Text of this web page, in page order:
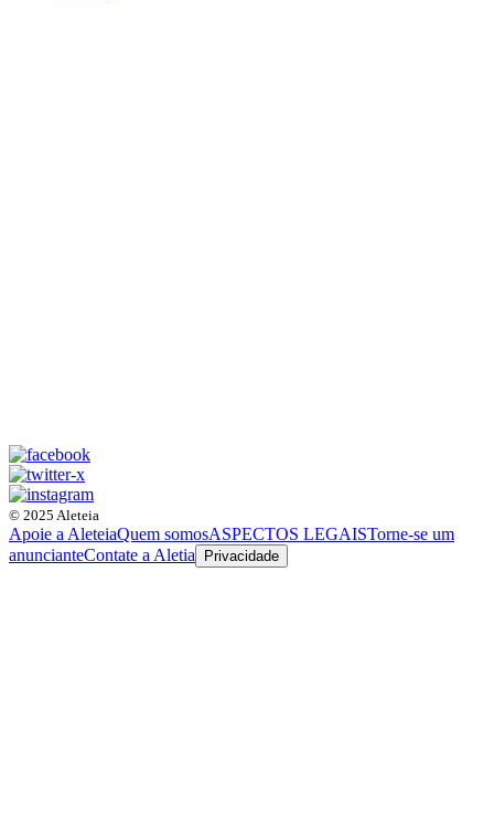
© 2025 Aleteia
Apoie a AleteiaQuem somosASPECTOS LEGAISTorne-se um
anuncianteContate a Aletia Privacidade